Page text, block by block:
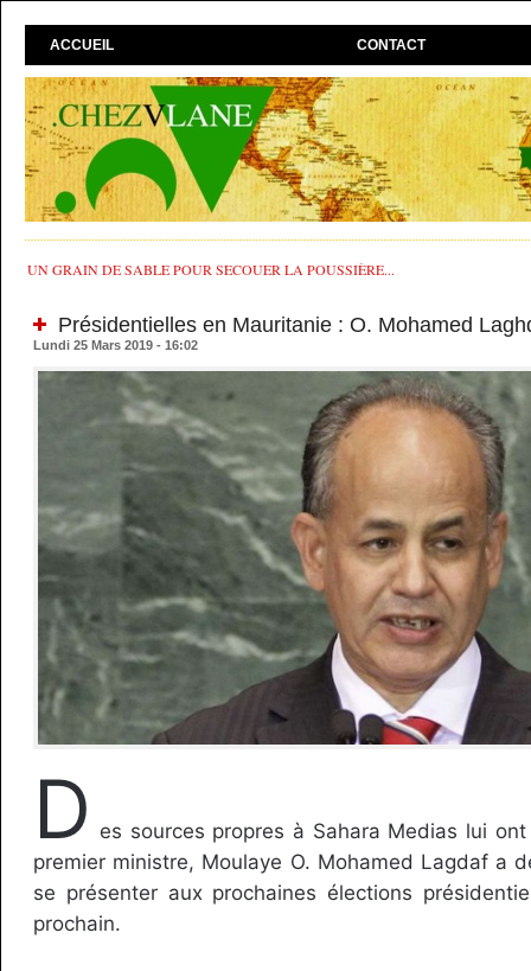
ACCUEIL CONTACT
UN GRAIN DE SABLE POUR SECOUER LA POUSSIÈRE...
Présidentielles en Mauritanie : O. Mohamed
Lundi 25 Mars 2019 - 16:02
D es sources propres à Sahara Medias lui ont
premier ministre, Moulaye O. Mohamed Lagdaf a
se présenter aux prochaines élections
prochain.